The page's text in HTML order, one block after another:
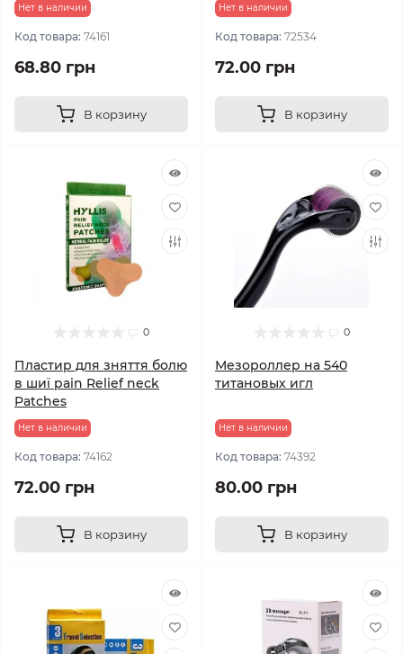
Нет в наличии
Код товара: 74161
68.80 грн
В корзину
Нет в наличии
Код товара: 72534
72.00 грн
В корзину
0
Пластир для зняття болю
в шиї pain Relief neck
Patches
Нет в наличии
Код товара: 74162
72.00 грн
В корзину
0
Мезороллер на 540
титановых игл
Нет в наличии
Код товара: 74392
80.00 грн
В корзину